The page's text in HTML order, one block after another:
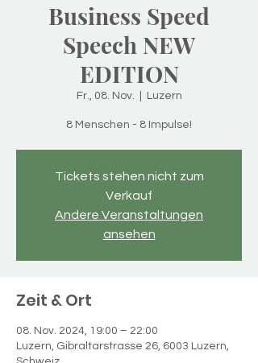
Business Speed
Speech NEW
EDITION
Fr., 08. Nov. Luzern
8 Menschen - 8 Impulse!
Tickets stehen nicht zum
Verkauf
Andere Veranstaltungen
ansehen
Zeit & Ort
08. Nov. 2024, 19:00 – 22:00
Luzern, Gibraltarstrasse 26, 6003 Luzern,